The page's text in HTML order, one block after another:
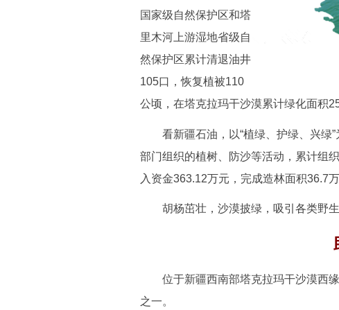
国家级自然保护区和塔
里木河上游湿地省级自
然保护区累计清退油井
105口，恢复植被110
公顷，在塔克拉玛干沙漠累计绿化面积
看新疆石油，以“植绿、护绿、兴绿”
部门组织的植树、防沙等活动，累计组
入资金363.12万元，完成造林面积36.7
胡杨茁壮，沙漠披绿，吸引各类野生
位于新疆西南部塔克拉玛干沙漠西缘
之一。